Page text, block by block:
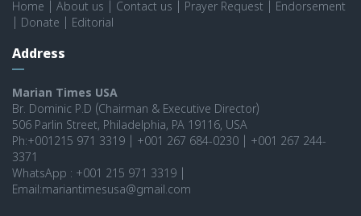
Home About us Contact us Prayer Request
Endorsement
Donate Editorial
Address
Marian Times USA
Br. Dominic P.D (Chairman & Executive Director)
506 Parlin Street, Philadelphia, PA 19116, USA
Ph:+001215 971 3319 | +001 267 684-0230 | +001 267 244-
3371
WhatsApp : +001 215 971 3319 |
Email:mariantimesusa@gmail.com